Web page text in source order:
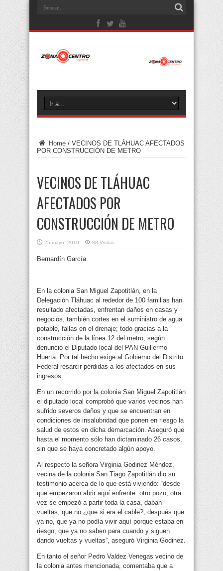
Home / VECINOS DE TLÁHUAC AFECTADOS
POR CONSTRUCCIÓN DE METRO
VECINOS DE TLÁHUAC
AFECTADOS POR
CONSTRUCCIÓN DE METRO
25 mayo, 2010 88 Visitas
Bernardín García.
En la colonia San Miguel Zapotitlán, en la
Delegación Tláhuac al rededor de 100 familias han
resultado afectadas, enfrentan daños en casas y
negocios, también cortes en el suministro de agua
potable, fallas en el drenaje; todo gracias a la
construcción de la línea 12 del metro, según
denunció el Diputado local del PAN Guillermo
Huerta. Por tal hecho exige al Gobierno del Distrito
Federal resarcir pérdidas a los afectados en sus
ingresos.
En un recorrido por la colonia San Miguel Zapotitlán
el diputado local comprobó que varios vecinos han
sufrido severos daños y que se encuentran en
condiciones de insalubridad que ponen en riesgo la
salud de estos en dicha demarcación. Aseguró que
hasta el momento sólo han dictaminado 26 casos,
sin que se haya concretado algún apoyo.
Al respecto la señora Virginia Godinez Méndez,
vecina de la colonia San Tiago Zapotitlán dio su
testimonio acerca de lo que está viviendo: “desde
que empezaron abrir aquí enfrente otro pozo, otra
vez se empezó a partir toda la casa, daban
vueltas, que no ¿que si era el cable?, después que
ya no, que ya no podía vivir aquí porque estaba en
riesgo, que ya no saben para cuando y siguen
dando vueltas y vueltas”, aseguró Virginia Godinez.
En tanto el señor Pedro Valdez Venegas vecino de
la colonia antes mencionada, comentaba que a